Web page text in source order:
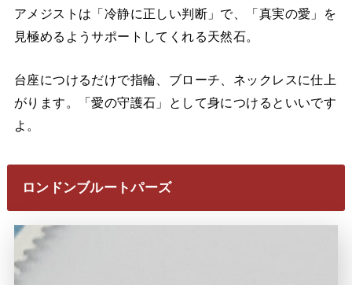
アメジストは「冷静に正しい判断」で、「真実の愛」を
見極めるようサポートしてくれる天然石。
台座につけるだけで指輪、ブローチ、ネックレスに仕上
がります。「愛の守護石」として身につけるといいです
よ。
ロンドンブルートパーズ